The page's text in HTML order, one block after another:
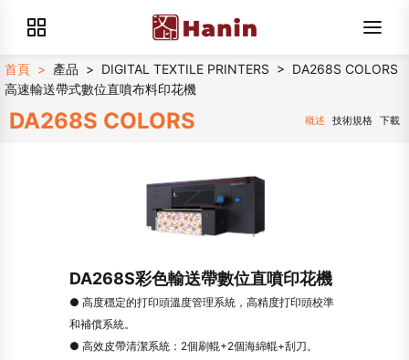
首頁 > 產品 > DIGITAL TEXTILE PRINTERS > DA268S COLORS
高速輸送帶式數位直噴布料印花機
DA268S COLORS 概述 技術規格 下載
DA268S彩色輸送帶數位直噴印花機
● 高度穩定的打印頭溫度管理系統，高精度打印頭校準
和補償系統。
● 高效皮帶清潔系統：2個刷輥+2個海綿輥+刮刀。